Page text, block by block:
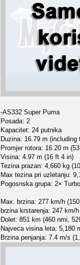
-AS332 Super Puma
Posada: 2
Kapacitet: 24 putnika
Duzina: 16.79 m
Promjer rotora: 16.20 m
Visina: 4.97 m (16 ft 4 in)
Tezina prazan: 4,660 kg
Max tezina pri uzletanju:
Pogosnska grupa: 2×
Max. brzina: 277 km/h
brzina krstarenja: 247 km/
Dolet: 851 km (460 nmi,
Najveca visina leta: 5,180
Brzina penjanja: 7.4 m/s